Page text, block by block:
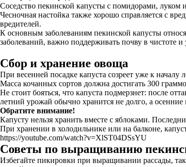
Соседство пекинской капусты с помидорами, луком
Чесночная настойка также хорошо справляется с
вредителей.
К основным заболеваниям пекинской капусты
заболеваний, важно поддерживать почву в чистоте
Сбор и хранение овоща
При весенней посадке капуста созреет уже к
Масса кочанных сортов должна достигать 300
Не стоит бояться, что капуста подмерзнет: после
летний урожай обычно хранится не долго, а
Обратите внимание!
Капусту нельзя хранить вместе с яблоками.
При хранении в холодильнике или на балконе,
https://youtube.com/watch?v=XlST04DSsYU
Советы по выращиванию
Избегайте пикировки при выращивании рассады, так